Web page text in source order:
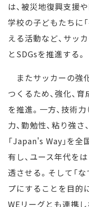
は、被災地復興支援
学校の子どもたちに
える活動など、サッ
とSDGsを推進する。
またサッカーの強
つくるため、強化、育
を推進。一方、技術力
力、勤勉性、粘り強
「Japan's Way」を
有し、ユース年代を
透させる。そして「
プにすることを目的
WEリーグとも連携